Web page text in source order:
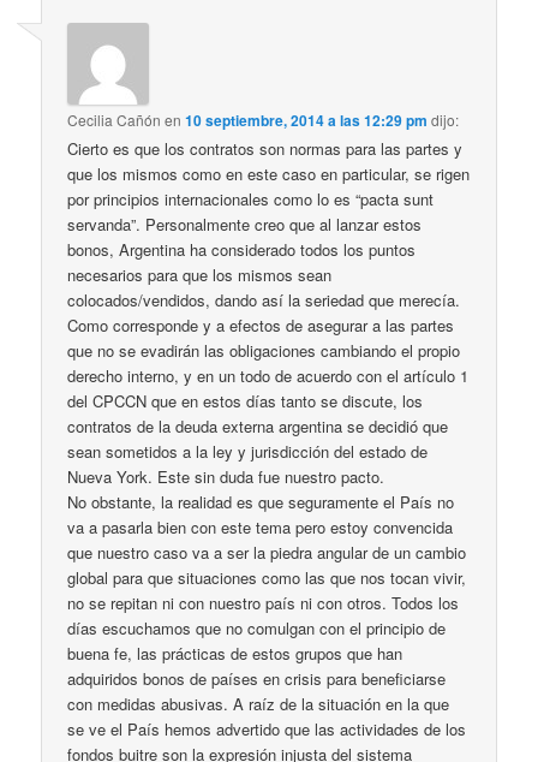
Cecilia Cañón en10 septiembre, 2014 a las 12:29 pm dijo:
Cierto es que los contratos son normas para las partes y
que los mismos como en este caso en particular, se rigen
por principios internacionales como lo es “pacta sunt
servanda”. Personalmente creo que al lanzar estos
bonos, Argentina ha considerado todos los puntos
necesarios para que los mismos sean
colocados/vendidos, dando así la seriedad que merecía.
Como corresponde y a efectos de asegurar a las partes
que no se evadirán las obligaciones cambiando el propio
derecho interno, y en un todo de acuerdo con el artículo 1
del CPCCN que en estos días tanto se discute, los
contratos de la deuda externa argentina se decidió que
sean sometidos a la ley y jurisdicción del estado de
Nueva York. Este sin duda fue nuestro pacto.
No obstante, la realidad es que seguramente el País no
va a pasarla bien con este tema pero estoy convencida
que nuestro caso va a ser la piedra angular de un cambio
global para que situaciones como las que nos tocan vivir,
no se repitan ni con nuestro país ni con otros. Todos los
días escuchamos que no comulgan con el principio de
buena fe, las prácticas de estos grupos que han
adquiridos bonos de países en crisis para beneficiarse
con medidas abusivas. A raíz de la situación en la que
se ve el País hemos advertido que las actividades de los
fondos buitre son la expresión injusta del sistema